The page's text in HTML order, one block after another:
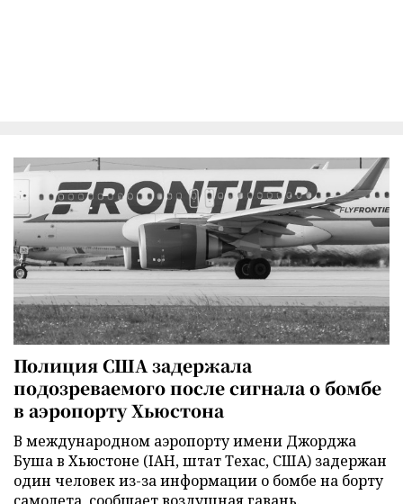
Полиция США задержала
подозреваемого после сигнала о бомбе
в аэропорту Хьюстона
В международном аэропорту имени Джорджа
Буша в Хьюстоне (IAH, штат Техас, США) задержан
один человек из-за информации о бомбе на борту
самолета, сообщает воздушная гавань.